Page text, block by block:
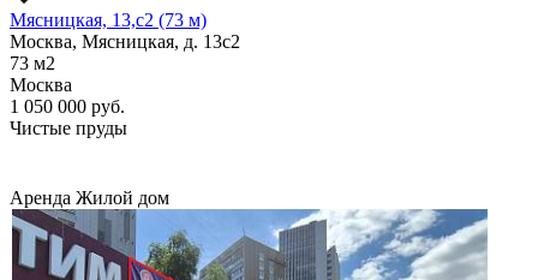
Мясницкая, 13,с2 (73 м)
Москва, Мясницкая, д. 13с2
73 м2
Москва
1 050 000 руб.
Чистые пруды
Аренда Жилой дом